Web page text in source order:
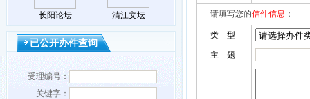
长阳论坛 清江文坛
已公开办件查询
受理编号：
关键字：
请填写您的信件信息 ：
类 型
主 题